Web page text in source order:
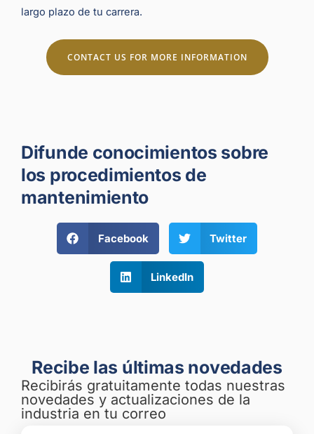
largo plazo de tu carrera.
CONTACT US FOR MORE INFORMATION
Difunde conocimientos sobre
los procedimientos de
mantenimiento
Facebook Twitter
LinkedIn
Recibe las últimas novedades
Recibirás gratuitamente todas nuestras
novedades y actualizaciones de la
industria en tu correo